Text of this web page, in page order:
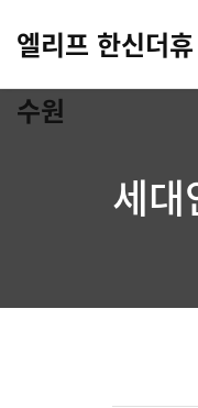
엘리프 한신더휴
수원
세대